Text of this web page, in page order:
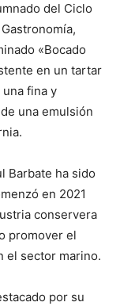
del Ciclo
«Bocado
en un tartar
fina y
una emulsión
Barbate ha sido
en 2021
conservera
promover el
el sector marino.
por su